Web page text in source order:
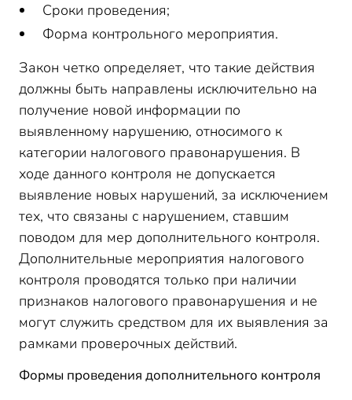
Сроки проведения;
Форма контрольного мероприятия.
Закон четко определяет, что такие действия
должны быть направлены исключительно на
получение новой информации по
выявленному нарушению, относимого к
категории налогового правонарушения. В
ходе данного контроля не допускается
выявление новых нарушений, за исключением
тех, что связаны с нарушением, ставшим
поводом для мер дополнительного контроля.
Дополнительные мероприятия налогового
контроля проводятся только при наличии
признаков налогового правонарушения и не
могут служить средством для их выявления за
рамками проверочных действий.
Формы проведения дополнительного контроля